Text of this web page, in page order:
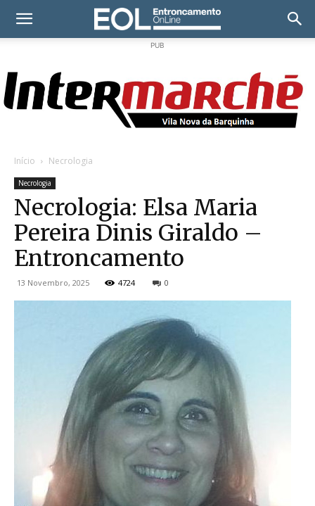
PUB
Início Necrologia
Necrologia
Necrologia: Elsa Maria
Pereira Dinis Giraldo –
Entroncamento
13 Novembro, 2025 4724 0